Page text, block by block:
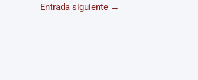
Entrada siguiente →